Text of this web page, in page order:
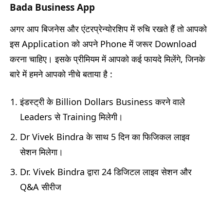
Bada Business App
अगर आप बिजनेस और एंटरप्रेन्योरशिप में रुचि रखते हैं तो आपको
इस Application को अपने Phone में जरूर Download
करना चाहिए। इसके प्रीमियम में आपको कई फायदे मिलेंगे, जिनके
बारे में हमने आपको नीचे बताया है :
इंडस्ट्री के Billion Dollars Business करने वाले
Leaders से Training मिलेगी।
Dr Vivek Bindra के साथ 5 दिन का फिजिकल लाइव
सेशन मिलेगा।
Dr. Vivek Bindra द्वारा 24 डिजिटल लाइव सेशन और
Q&A सीरीज